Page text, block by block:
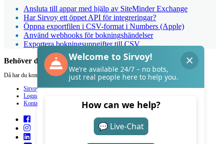
Ansluta till appar med hjälp av SiteMinder Exchange
Har Sirvoy ett öppet API för integreringar?
Öppna exportfilen i CSV-format i Numbers (Apple)
Använd webhooks för bokningshändelser
Exportera bokningsuppgifter till CSV
Behöver du hjälp med Sirvoy?
Då har du kommit rätt.
Sirvoy
Logga in
Kontakt